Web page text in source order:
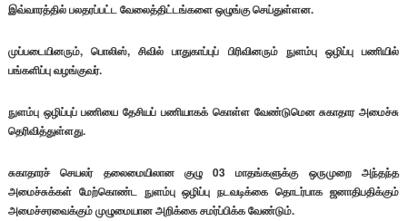
இவ்வாரத்தில் பலதரப்பட்ட வேலைத்திட்டங்களை ஒழுங்கு செய்துள்ளன.
முப்படையினரும், பொலிஸ், சிவில் பாதுகாப்புப் பிரிவினரும் நுளம்பு ஒழிப்பு பணியில்
பங்களிப்பு வழங்குவர்.
நுளம்பு ஒழிப்புப் பணியை தேசியப் பணியாகக் கொள்ள வேண்டுமென சுகாதார அமைச்சு
தெரிவித்துள்ளது.
சுகாதாரச் செயலர் தலைமையிலான குழு 03 மாதங்களுக்கு ஒருமுறை அந்தந்த
அமைச்சுக்கள் மேற்கொண்ட நுளம்பு ஒழிப்பு நடவடிக்கை தொடர்பாக ஜனாதிபதிக்கும்
அமைச்சரவைக்கும் முழுமையான அறிக்கை சமர்ப்பிக்க வேண்டும்.